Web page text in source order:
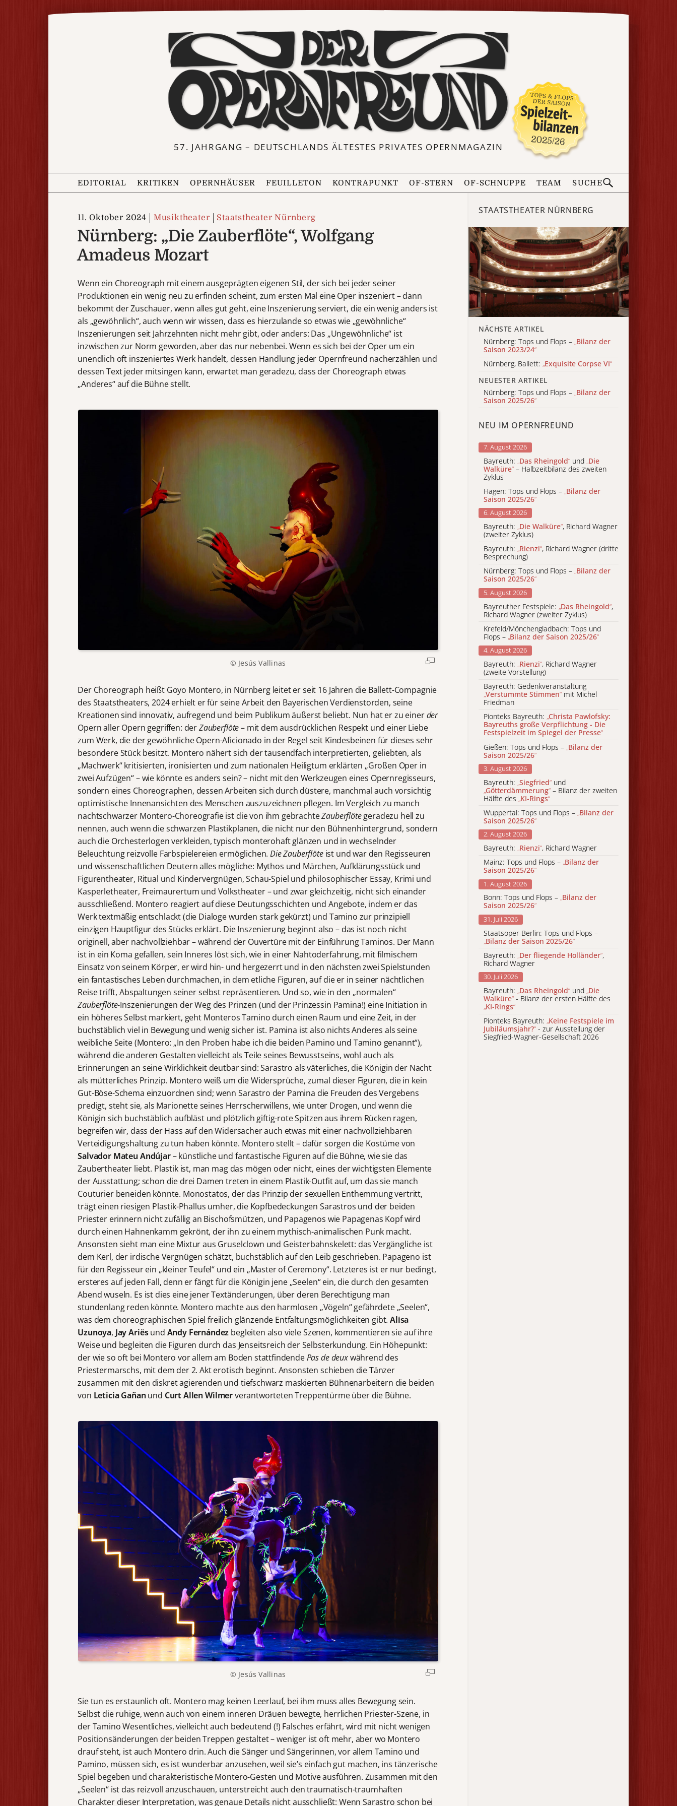
57. JAHRGANG – DEUTSCHLANDS ÄLTESTES PRIVATES OPERNMAGAZIN
EDITORIAL KRITIKEN OPERNHÄUSER FEUILLETON KONTRAPUNKT OF-STERN OF-SCHNUPPE TEAM SUCHE
11. Oktober 2024 Musiktheater Staatstheater Nürnberg
Nürnberg: „Die Zauberflöte“, Wolfgang
Amadeus Mozart
Wenn ein Choreograph mit einem ausgeprägten eigenen Stil, der sich bei jeder seiner
Produktionen ein wenig neu zu erfinden scheint, zum ersten Mal eine Oper inszeniert – dann
bekommt der Zuschauer, wenn alles gut geht, eine Inszenierung serviert, die ein wenig anders ist
als „gewöhnlich“, auch wenn wir wissen, dass es hierzulande so etwas wie „gewöhnliche“
Inszenierungen seit Jahrzehnten nicht mehr gibt, oder anders: Das „Ungewöhnliche“ ist
inzwischen zur Norm geworden, aber das nur nebenbei. Wenn es sich bei der Oper um ein
unendlich oft inszeniertes Werk handelt, dessen Handlung jeder Opernfreund nacherzählen und
dessen Text jeder mitsingen kann, erwartet man geradezu, dass der Choreograph etwas
„Anderes“ auf die Bühne stellt.
© Jesús Vallinas
Der Choreograph heißt Goyo Montero, in Nürnberg leitet er seit 16 Jahren die Ballett-Compagnie
des Staatstheaters, 2024 erhielt er für seine Arbeit den Bayerischen Verdienstorden, seine
Kreationen sind innovativ, aufregend und beim Publikum äußerst beliebt. Nun hat er zu einerder
Opern aller Opern gegriffen: derZauberflöte– mit dem ausdrücklichen Respekt und einer Liebe
zum Werk, die der gewöhnliche Opern-Aficionado in der Regel seit Kindesbeinen für dieses sehr
besondere Stück besitzt. Montero nähert sich der tausendfach interpretierten, geliebten, als
„Machwerk“ kritisierten, ironisierten und zum nationalen Heiligtum erklärten „Großen Oper in
zwei Aufzügen“ – wie könnte es anders sein? – nicht mit den Werkzeugen eines Opernregisseurs,
sondern eines Choreographen, dessen Arbeiten sich durch düstere, manchmal auch vorsichtig
optimistische Innenansichten des Menschen auszuzeichnen pflegen. Im Vergleich zu manch
nachtschwarzer Montero-Choreografie ist die von ihm gebrachteZauberflötegeradezu hell zu
nennen, auch wenn die schwarzen Plastikplanen, die nicht nur den Bühnenhintergrund, sondern
auch die Orchesterlogen verkleiden, typisch monterohaft glänzen und in wechselnder
Beleuchtung reizvolle Farbspielereien ermöglichen.Die Zauberflöteist und war den Regisseuren
und wissenschaftlichen Deutern alles mögliche: Mythos und Märchen, Aufklärungsstück und
Figurentheater, Ritual und Kindervergnügen, Schau-Spiel und philosophischer Essay, Krimi und
Kasperletheater, Freimaurertum und Volkstheater – und zwar gleichzeitig, nicht sich einander
ausschließend. Montero reagiert auf diese Deutungsschichten und Angebote, indem er das
Werk textmäßig entschlackt (die Dialoge wurden stark gekürzt) und Tamino zur prinzipiell
einzigen Hauptfigur des Stücks erklärt. Die Inszenierung beginnt also – das ist noch nicht
originell, aber nachvollziehbar – während der Ouvertüre mit der Einführung Taminos. Der Mann
ist in ein Koma gefallen, sein Inneres löst sich, wie in einer Nahtoderfahrung, mit filmischem
Einsatz von seinem Körper, er wird hin- und hergezerrt und in den nächsten zwei Spielstunden
ein fantastisches Leben durchmachen, in dem etliche Figuren, auf die er in seiner nächtlichen
Reise trifft, Abspaltungen seiner selbst repräsentieren. Und so, wie in den „normalen“
Zauberflöte-Inszenierungen der Weg des Prinzen (und der Prinzessin Pamina!) eine Initiation in
ein höheres Selbst markiert, geht Monteros Tamino durch einen Raum und eine Zeit, in der
buchstäblich viel in Bewegung und wenig sicher ist. Pamina ist also nichts Anderes als seine
weibliche Seite (Montero: „In den Proben habe ich die beiden Pamino und Tamino genannt“),
während die anderen Gestalten vielleicht als Teile seines Bewusstseins, wohl auch als
Erinnerungen an seine Wirklichkeit deutbar sind: Sarastro als väterliches, die Königin der Nacht
als mütterliches Prinzip. Montero weiß um die Widersprüche, zumal dieser Figuren, die in kein
Gut-Böse-Schema einzuordnen sind; wenn Sarastro der Pamina die Freuden des Vergebens
predigt, steht sie, als Marionette seines Herrscherwillens, wie unter Drogen, und wenn die
Königin sich buchstäblich aufbläst und plötzlich giftig-rote Spitzen aus ihrem Rücken ragen,
begreifen wir, dass der Hass auf den Widersacher auch etwas mit einer nachvollziehbaren
Verteidigungshaltung zu tun haben könnte. Montero stellt – dafür sorgen die Kostüme von
Salvador Mateu Andújar– künstliche und fantastische Figuren auf die Bühne, wie sie das
Zaubertheater liebt. Plastik ist, man mag das mögen oder nicht, eines der wichtigsten Elemente
der Ausstattung; schon die drei Damen treten in einem Plastik-Outfit auf, um das sie manch
Couturier beneiden könnte. Monostatos, der das Prinzip der sexuellen Enthemmung vertritt,
trägt einen riesigen Plastik-Phallus umher, die Kopfbedeckungen Sarastros und der beiden
Priester erinnern nicht zufällig an Bischofsmützen, und Papagenos wie Papagenas Kopf wird
durch einen Hahnenkamm gekrönt, der ihn zu einem mythisch-animalischen Punk macht.
Ansonsten sieht man eine Mixtur aus Gruselclown und Geisterbahnskelett: das Vergängliche ist
dem Kerl, der irdische Vergnügen schätzt, buchstäblich auf den Leib geschrieben. Papageno ist
für den Regisseur ein „kleiner Teufel“ und ein „Master of Ceremony“. Letzteres ist er nur bedingt,
ersteres auf jeden Fall, denn er fängt für die Königin jene „Seelen“ ein, die durch den gesamten
Abend wuseln. Es ist dies eine jener Textänderungen, über deren Berechtigung man
stundenlang reden könnte. Montero machte aus den harmlosen „Vögeln“ gefährdete „Seelen“,
was dem choreographischen Spiel freilich glänzende Entfaltungsmöglichkeiten gibt.Alisa
Uzunoya, Jay Ariësund Andy Fernández begleiten also viele Szenen, kommentieren sie auf ihre
Weise und begleiten die Figuren durch das Jenseitsreich der Selbsterkundung. Ein Höhepunkt:
der wie so oft bei Montero vor allem am Boden stattfindendePas de deuxwährend des
Priestermarschs, mit dem der 2. Akt erotisch beginnt. Ansonsten schieben die Tänzer
zusammen mit den diskret agierenden und tiefschwarz maskierten Bühnenarbeitern die beiden
von Leticia Gañanund Curt Allen Wilmerverantworteten Treppentürme über die Bühne.
© Jesús Vallinas
Sie tun es erstaunlich oft. Montero mag keinen Leerlauf, bei ihm muss alles Bewegung sein.
Selbst die ruhige, wenn auch von einem inneren Dräuen bewegte, herrlichen Priester-Szene, in
der Tamino Wesentliches, vielleicht auch bedeutend (!) Falsches erfährt, wird mit nicht wenigen
Positionsänderungen der beiden Treppen gestaltet – weniger ist oft mehr, aber wo Montero
drauf steht, ist auch Montero drin. Auch die Sänger und Sängerinnen, vor allem Tamino und
Pamino, müssen sich, es ist wunderbar anzusehen, weil sie’s einfach gut machen, ins tänzerische
Spiel begeben und charakteristische Montero-Gesten und Motive ausführen. Zusammen mit den
„Seelen“ ist das reizvoll anzuschauen, unterstreicht auch den traumatisch-traumhaften
Charakter dieser Interpretation, was genaue Details nicht ausschließt: Wenn Sarastro schon bei
STAATSTHEATER NÜRNBERG
NÄCHSTE ARTIKEL
Nürnberg: Tops und Flops – „Bilanz der
Saison 2023/24“
Nürnberg, Ballett: „Exquisite Corpse VI“
NEUESTER ARTIKEL
Nürnberg: Tops und Flops – „Bilanz der
Saison 2025/26“
NEU IM OPERNFREUND
7. August 2026
Bayreuth: „Das Rheingold“ und „Die
Walküre“ – Halbzeitbilanz des zweiten
Zyklus
Hagen: Tops und Flops – „Bilanz der
Saison 2025/26“
6. August 2026
Bayreuth: „Die Walküre“, Richard Wagner
(zweiter Zyklus)
Bayreuth: „Rienzi“, Richard Wagner (dritte
Besprechung)
Nürnberg: Tops und Flops – „Bilanz der
Saison 2025/26“
5. August 2026
Bayreuther Festspiele: „Das Rheingold“,
Richard Wagner (zweiter Zyklus)
Krefeld/Mönchengladbach: Tops und
Flops – „Bilanz der Saison 2025/26“
4. August 2026
Bayreuth: „Rienzi“, Richard Wagner
(zweite Vorstellung)
Bayreuth: Gedenkveranstaltung
„Verstummte Stimmen“ mit Michel
Friedman
Pionteks Bayreuth: „Christa Pawlofsky:
Bayreuths große Verpflichtung - Die
Festspielzeit im Spiegel der Presse“
Gießen: Tops und Flops – „Bilanz der
Saison 2025/26“
3. August 2026
Bayreuth: „Siegfried“ und
„Götterdämmerung“ – Bilanz der zweiten
Hälfte des „KI-Rings“
Wuppertal: Tops und Flops – „Bilanz der
Saison 2025/26“
2. August 2026
Bayreuth: „Rienzi“, Richard Wagner
Mainz: Tops und Flops – „Bilanz der
Saison 2025/26“
1. August 2026
Bonn: Tops und Flops – „Bilanz der
Saison 2025/26“
31. Juli 2026
Staatsoper Berlin: Tops und Flops –
„Bilanz der Saison 2025/26“
Bayreuth: „Der fliegende Holländer“,
Richard Wagner
30. Juli 2026
Bayreuth: „Das Rheingold“ und „Die
Walküre“ - Bilanz der ersten Hälfte des
„KI-Rings“
Pionteks Bayreuth: „Keine Festspiele im
Jubiläumsjahr?“ - zur Ausstellung der
Siegfried-Wagner-Gesellschaft 2026